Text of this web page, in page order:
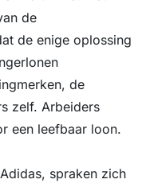
de
de enige oplossing
de
zelf. Arbeiders
een leefbaar loon.
spraken zich